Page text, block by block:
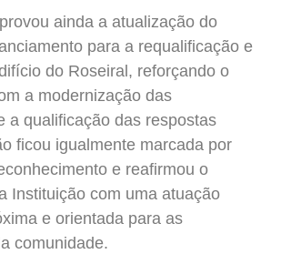
ainda a atualização do
para a requalificação e
do Roseiral, reforçando o
a modernização das
a qualificação das respostas
ficou igualmente marcada por
e reafirmou o
Instituição com uma atuação
e orientada para as
comunidade.